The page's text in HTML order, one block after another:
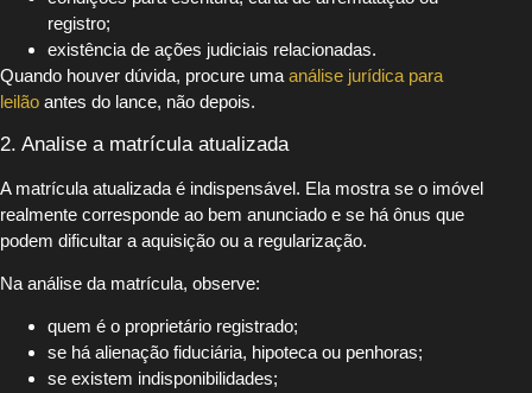
registro;
existência de ações judiciais relacionadas.
Quando houver dúvida, procure uma análise jurídica para
leilão antes do lance, não depois.
2. Analise a matrícula atualizada
A matrícula atualizada é indispensável. Ela mostra se o imóvel
realmente corresponde ao bem anunciado e se há ônus que
podem dificultar a aquisição ou a regularização.
Na análise da matrícula, observe:
quem é o proprietário registrado;
se há alienação fiduciária, hipoteca ou penhoras;
se existem indisponibilidades;